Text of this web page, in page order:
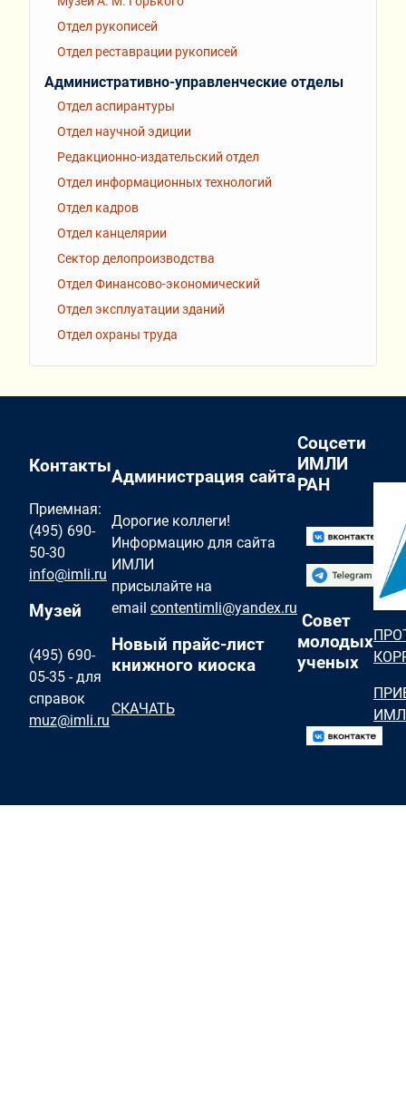
Отдел рукописей
Отдел реставрации рукописей
Административно-управленческие отделы
Отдел аспирантуры
Отдел научной эдиции
Редакционно-издательский отдел
Отдел информационных технологий
Отдел кадров
Отдел канцелярии
Сектор делопроизводства
Отдел Финансово-экономический
Отдел эксплуатации зданий
Отдел охраны труда
Контакты
Приемная:
(495) 690-
50-30
info@imli.ru
Музей
(495) 690-
05-35 - для
справок
muz@imli.ru
Администрация сайта
Дорогие коллеги!
Информацию для сайта
ИМЛИ
присылайте на
email contentimli@yandex.ru
Новый прайс-лист
книжного киоска
СКАЧАТЬ
Соцсети
ИМЛИ
РАН
Совет
молодых
ученых